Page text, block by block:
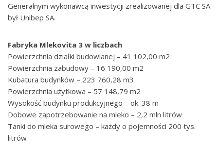
Generalnym wykonawcą inwestycji zrealizowanej dla GTC SA
był Unibep SA.
Fabryka Mlekovita 3 w liczbach
Powierzchnia działki budowlanej – 41 102,00 m2
Powierzchnia zabudowy – 16 190,00 m2
Kubatura budynków – 223 760,28 m3
Powierzchnia użytkowa – 57 148,79 m2
Wysokość budynku produkcyjnego – ok. 38 m
Dobowe zapotrzebowanie na mleko – 2,2 mln litrów
Tanki do mleka surowego – każdy o pojemności 200 tys.
litrów